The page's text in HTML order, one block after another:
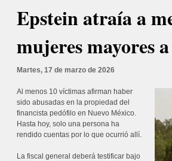
Epstein atraía a
mujeres mayores
Martes, 17 de marzo de 2026
Al menos 10 víctimas afirman haber
sido abusadas en la propiedad del
financista pedófilo en Nuevo México.
Hasta hoy, solo una persona ha
rendido cuentas por lo que ocurrió allí.
La fiscal general deberá testificar bajo